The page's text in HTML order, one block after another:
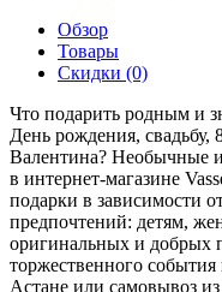
Обзор
Товары
Скидки (0)
Что подарить родным и
День рождения, свадьбу,
Валентина? Необычные
в интернет-магазине
подарки в зависимости
предпочтений: детям,
оригинальных и добрых
торжественного события
Астане или самовывоз